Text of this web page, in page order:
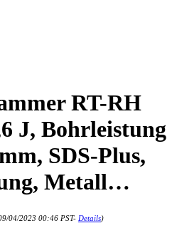
RT-RH
J, Bohrleistung
SDS-Plus,
Metall…
04/2023 00:46 PST- Details)